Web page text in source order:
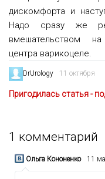
дискомфорта и
Надо сразу же
вмешательством на
центра варикоцеле.
DrUrology 11 октября
Пригодилась статья -
1 комментарий
Ольга Кононенко 11